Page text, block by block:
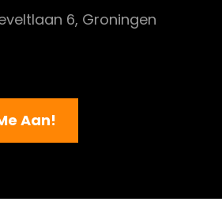
6, Groningen
Aan!